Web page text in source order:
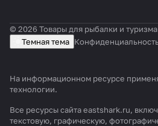
© 2026 Товары для рыбалки и
Темная тема
На информационном ресурсе
технологии.
Все ресурсы сайта eastshark.ru,
текстовую, графическую,